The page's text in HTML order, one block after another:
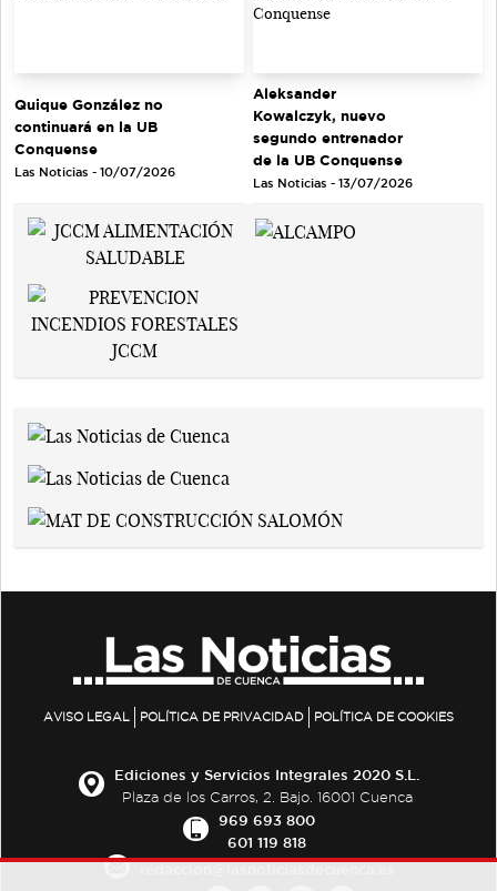
Quique González no
continuará en la UB
Conquense
Las Noticias - 10/07/2026
Aleksander
Kowalczyk, nuevo
segundo entrenador
de la UB Conquense
Las Noticias - 13/07/2026
AVISO LEGAL POLÍTICA DE PRIVACIDAD POLÍTICA DE COOKIES
Ediciones y Servicios Integrales 2020 S.L.
Plaza de los Carros, 2. Bajo. 16001 Cuenca
969 693 800
601 119 818